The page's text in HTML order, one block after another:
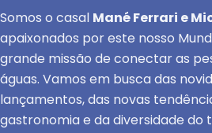
Somos o casal Mané Ferrari e
apaixonados por este nosso
grande missão de conectar as
águas. Vamos em busca das
lançamentos, das novas
gastronomia e da diversidade do